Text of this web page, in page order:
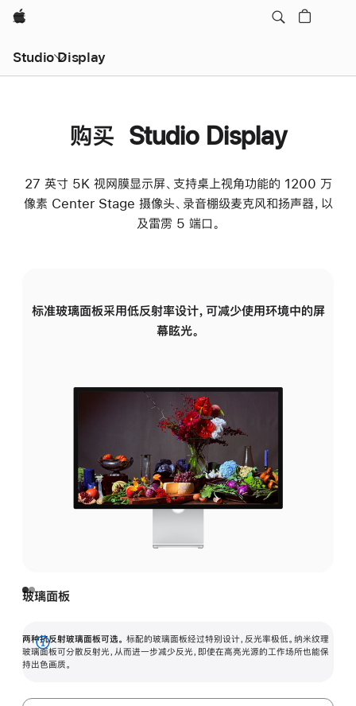
Apple
Studio Display
购买 Studio Display
27 英寸 5K 视网膜显示屏、支持桌上视角功能的 1200 万
像素 Center Stage 摄像头、录音棚级麦克风和扬声器，以
及雷雳 5 端口。
标准玻璃面板采用低反射率设计，可减少使用环境中的屏
幕眩光。
玻璃面板
两种抗反射玻璃面板可选。 标配的玻璃面板经过特别设计，反光率极低。纳米纹理
玻璃面板可分散反射光，从而进一步减少反光，即使在高亮光源的工作场所也能保
持出色画质。
展
开